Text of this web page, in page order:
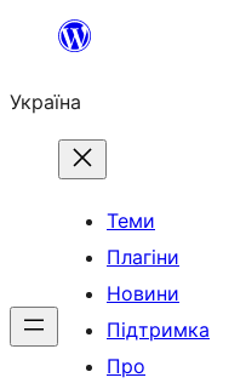
Перейти
вмісту
Україна
Теми
Плагіни
Новини
Підтримка
Про